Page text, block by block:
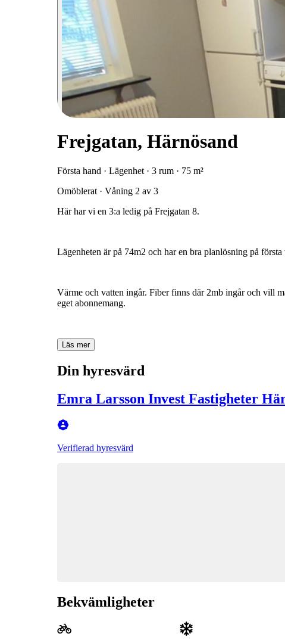
Frejgatan, Härnösand
Första hand · Lägenhet · 3 rum · 75 m²
Omöblerat · Våning 2 av 3
Härharvi en 3:a ledig på Frejgatan 8.
Lägenheten ärpå 74m2 och haren bra planlösning på första
Värme och vatten ingår. Fiberfinns där2mb ingåroch vill
eget abonnemang.
Läs mer
Din hyresvärd
Emra Larsson Invest Fastigheter
Verifierad hyresvärd
Bekvämligheter